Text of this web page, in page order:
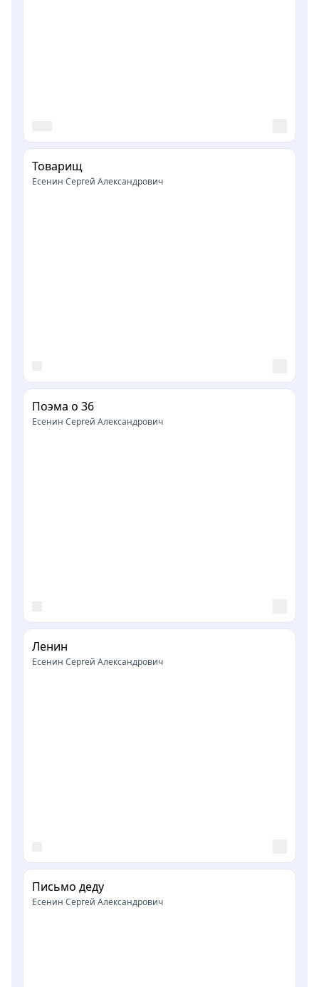
Товарищ
Есенин Сергей Александрович
Поэма о 36
Есенин Сергей Александрович
Ленин
Есенин Сергей Александрович
Письмо деду
Есенин Сергей Александрович